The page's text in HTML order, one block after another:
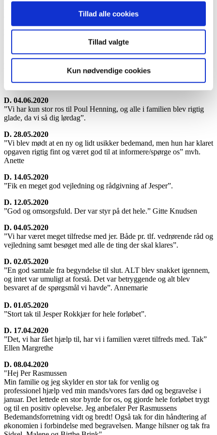
Tillad alle cookies
Tillad valgte
Kun nødvendige cookies
arrangere begravelse.” Kirsten
D. 04.06.2020
”Vi kan kun anbefale jer. I har gjort en stor forskel i vores sorg.
”Helt igennem professionelt forløb med god rådgivning og
vejledning – tak!”
D. 04.06.2020
”Vi har kun stor ros til Poul Henning, og alle i familien blev rigtig
glade, da vi så dig lørdag”.
D. 28.05.2020
”Vi blev mødt at en ny og lidt usikker bedemand, men hun har klaret
opgaven rigtig fint og været god til at informere/spørge os” mvh.
Anette
D. 14.05.2020
”Fik en meget god vejledning og rådgivning af Jesper”.
D. 12.05.2020
”God og omsorgsfuld. Der var styr på det hele.” Gitte Knudsen
D. 04.05.2020
”Vi har været meget tilfredse med jer. Både pr. tlf. vedrørende råd og
vejledning samt besøget med alle de ting der skal klares”.
D. 02.05.2020
”En god samtale fra begyndelse til slut. ALT blev snakket igennem,
og intet var umuligt at forstå. Det var betryggende og alt blev
besvaret af de spørgsmål vi havde”. Annemarie
D. 01.05.2020
”Stort tak til Jesper Rokkjær for hele forløbet”.
D. 17.04.2020
”Det, vi har fået hjælp til, har vi i familien været tilfreds med. Tak”
Ellen Margrethe
D. 08.04.2020
"Hej Per Rasmussen
Min familie og jeg skylder en stor tak for venlig og
professionel hjælp ved min mands/vores fars død og begravelse i
januar. Det lettede en stor byrde for os, og gjorde hele forløbet trygt
og til en positiv oplevelse. Jeg anbefaler Per Rasmussens
Bedemandsforretning vidt og bredt! Også tak for din håndtering af
økonomien i forbindelse med begravelsen. Mange hilsner og tak fra